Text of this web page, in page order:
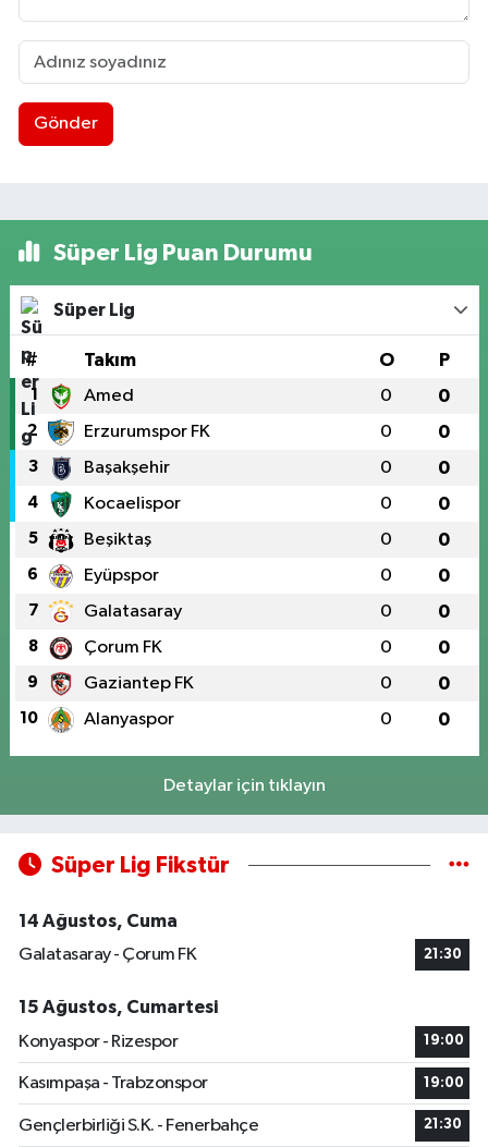
Gönder
Süper Lig Puan Durumu
Süper Lig
# Takım O P
1 Amed 0 0
2 Erzurumspor FK 0 0
3 Başakşehir 0 0
4 Kocaelispor 0 0
5 Beşiktaş 0 0
6 Eyüpspor 0 0
7 Galatasaray 0 0
8 Çorum FK 0 0
9 Gaziantep FK 0 0
10 Alanyaspor 0 0
Detaylar için tıklayın
Süper Lig Fikstür
14 Ağustos, Cuma
Galatasaray - Çorum FK
21:30
15 Ağustos, Cumartesi
Konyaspor - Rizespor
19:00
Kasımpaşa - Trabzonspor 19:00
Gençlerbirliği S.K. - Fenerbahçe 21:30